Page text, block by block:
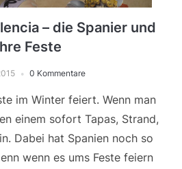
– die Spanier und
Feste
0 Kommentare
im Winter feiert. Wenn man
einem sofort Tapas, Strand,
Dabei hat Spanien noch so
wenn es ums Feste feiern